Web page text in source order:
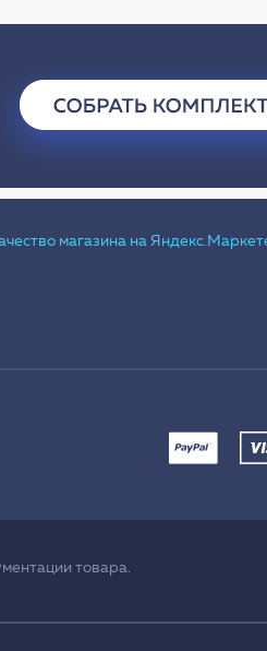
товара.